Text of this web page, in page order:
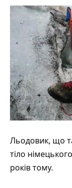
Льодовик, що
тіло
років тому.